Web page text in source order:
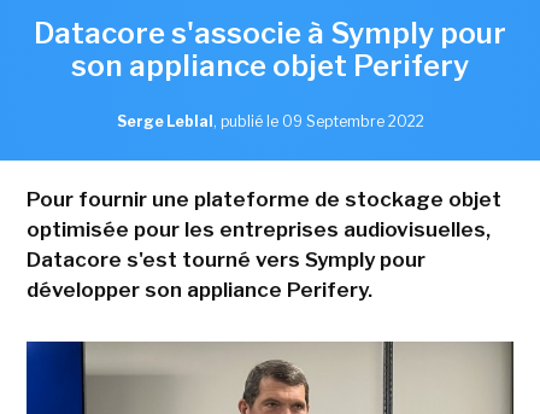
Datacore s'associe à Symply pour
son appliance objet Perifery
Serge Leblal , publié le 09 Septembre 2022
Pour fournir une plateforme de stockage objet
optimisée pour les entreprises audiovisuelles,
Datacore s'est tourné vers Symply pour
développer son appliance Perifery.